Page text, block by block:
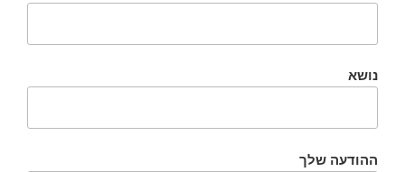
נושא
ההודעה שלך